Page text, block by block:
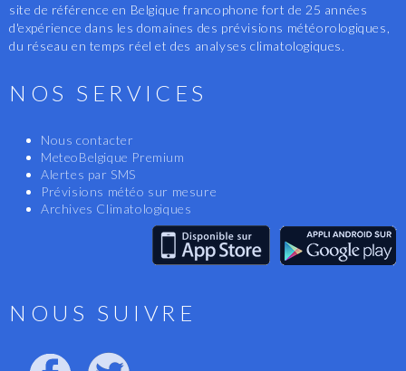
site de référence en Belgique francophone fort de 25 années
d'expérience dans les domaines des prévisions météorologiques,
du réseau en temps réel et des analyses climatologiques.
NOS SERVICES
Nous contacter
MeteoBelgique Premium
Alertes par SMS
Prévisions météo sur mesure
Archives Climatologiques
NOUS SUIVRE